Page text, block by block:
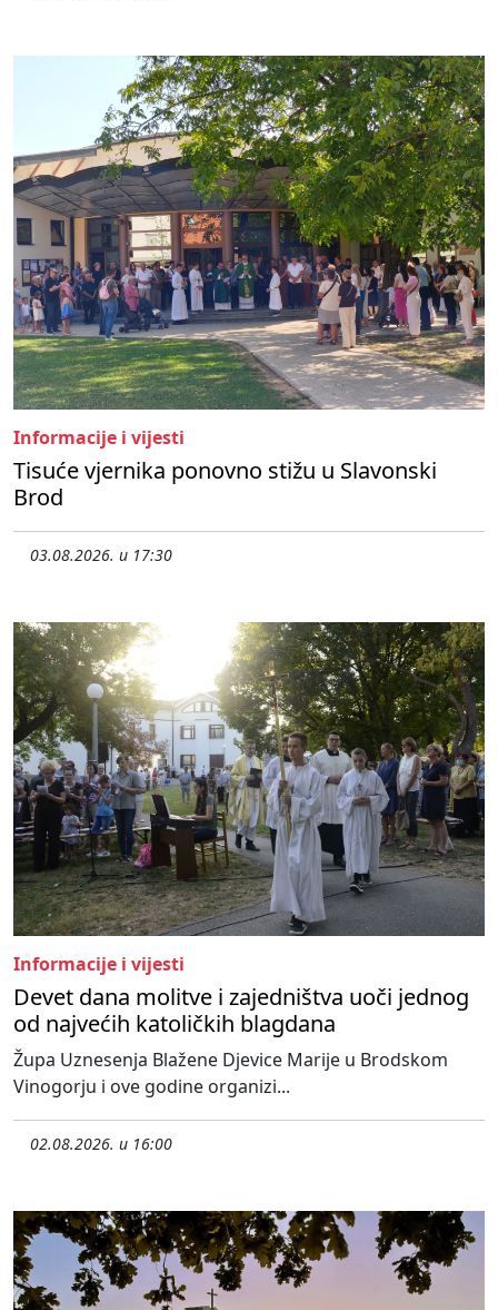
Informacije i vijesti
Tisuće vjernika ponovno stižu u Slavonski
Brod
03.08.2026. u 17:30
Informacije i vijesti
Devet dana molitve i zajedništva uoči jednog
od najvećih katoličkih blagdana
Župa Uznesenja Blažene Djevice Marije u Brodskom
Vinogorju i ove godine organizi...
02.08.2026. u 16:00